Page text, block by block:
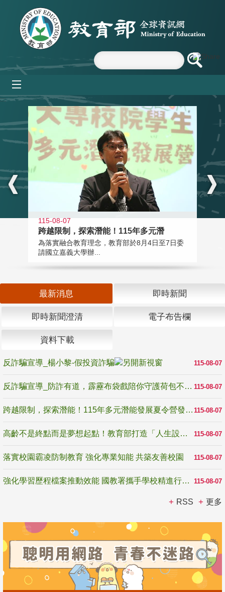
跳到主要內容區塊
:::
115-08-07
跨越限制，探索潛能！115年多元潛
為落實融合教育理念，教育部於8月4日至7日委
請國立嘉義大學辦...
最新消息 即時新聞
即時新聞澄清 電子布告欄
資料下載
115-08-07
反詐騙宣導_楊小黎-假投資詐騙
115-08-07
反詐騙宣導_防詐有道，霹靂布袋戲陪你守護荷包不受騙
115-08-07
跨越限制，探索潛能！115年多元潛能發展夏令營發掘生命無限可能
115-08-07
高齡不是終點而是夢想起點！教育部打造「人生設計夢工場」 參展第3屆高齡健康產業博覽會
115-08-07
落實校園霸凌防制教育 強化專業知能 共築友善校園
115-08-07
強化學習歷程檔案推動效能 國教署攜手學校精進行政與教學支持
RSS 更多